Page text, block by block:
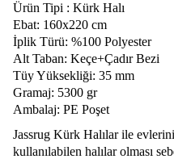
Ürün Tipi : Kürk Halı
Ebat: 160x220 cm
İplik Türü: %100 Polyester
Alt Taban: Keçe+Çadır Bezi
Tüy Yüksekliği: 35 mm
Gramaj: 5300 gr
Ambalaj: PE Poşet
Jassrug Kürk Halılar ile
kullanılabilen halılar olması